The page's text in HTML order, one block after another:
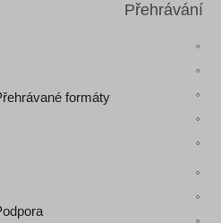
Přehrávání
formáty